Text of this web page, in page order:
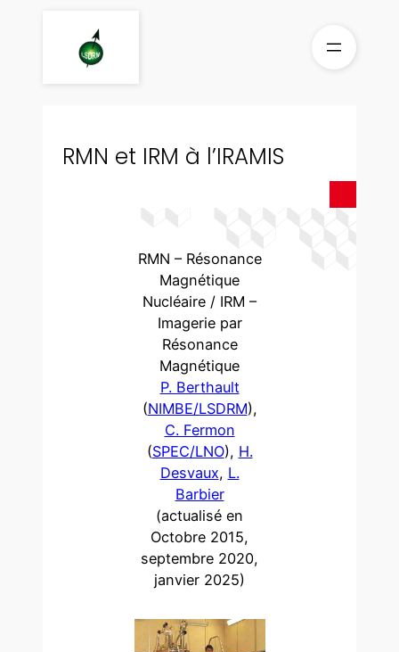
RMN et IRM à l’IRAMIS
RMN – Résonance
Magnétique
Nucléaire / IRM –
Imagerie par
Résonance
Magnétique
P. Berthault
(NIMBE/LSDRM),
C. Fermon
(SPEC/LNO), H.
Desvaux, L.
Barbier
(actualisé en
Octobre 2015,
septembre 2020,
janvier 2025)